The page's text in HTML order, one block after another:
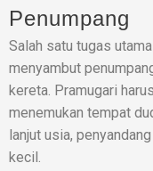
Penumpang
Salah satu tugas
menyambut
kereta. Pramugari
menemukan tempat
lanjut usia,
kecil.